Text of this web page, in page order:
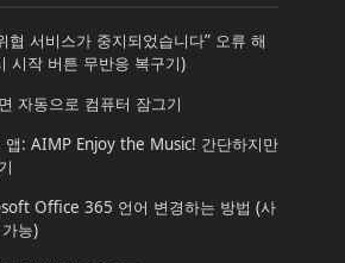
서비스가 중지되었습니다” 오류 해
시작 버튼 무반응 복구기)
자동으로 컴퓨터 잠그기
앱: AIMP Enjoy the Music! 간단하지만
Office 365 언어 변경하는 방법 (사
능)